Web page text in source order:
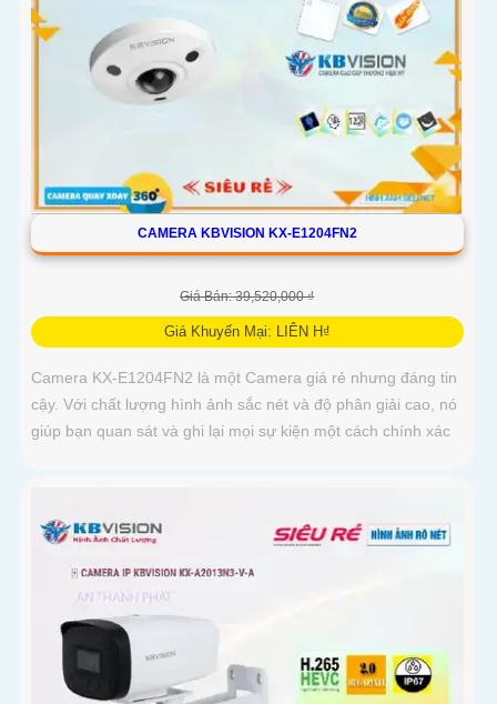
CAMERA KBVISION KX-E1204FN2
Giá Bán: 39,520,000 ₫
Giá Khuyến Mại: LIÊN H₫
Camera KX-E1204FN2 là một Camera giá rẻ nhưng đáng tin
cậy. Với chất lượng hình ảnh sắc nét và độ phân giải cao, nó
giúp bạn quan sát và ghi lại mọi sự kiện một cách chính xác